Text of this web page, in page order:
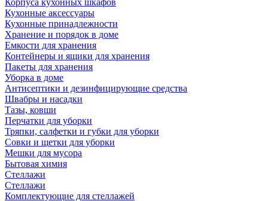
Корпуса кухонных шкафов
Кухонные аксессуары
Кухонные принадлежности
Хранение и порядок в доме
Емкости для хранения
Контейнеры и ящики для хранения
Пакеты для хранения
Уборка в доме
Антисептики и дезинфицирующие средства
Швабры и насадки
Тазы, ковши
Перчатки для уборки
Тряпки, салфетки и губки для уборки
Совки и щетки для уборки
Мешки для мусора
Бытовая химия
Стеллажи
Стеллажи
Комплектующие для стеллажей